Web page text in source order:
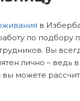
в
по подбору
Вы
лично – ведь
можете